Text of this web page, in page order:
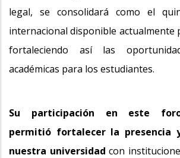
legal, se consolidará como el
internacional disponible actualmente
fortaleciendo así las
académicas para los estudiantes.
Su participación en este
permitió fortalecer la presencia
nuestra universidad con